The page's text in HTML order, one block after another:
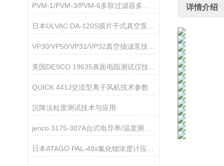
VP30/VP50/VP31/VP32真空抽滤泵技术参数
美国DESCO 19635表面电阻测试仪技术参数
QUICK 441J交流型离子风机技术参数
沉降法粒度测试技术与应用
详情介绍